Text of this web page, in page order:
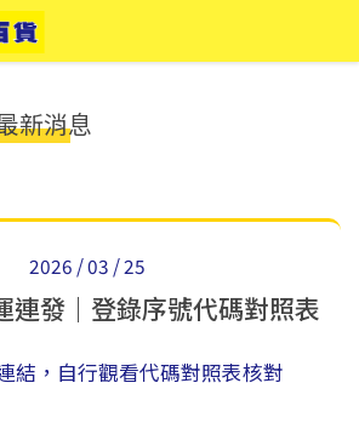
新消息
2026 / 03 / 25
連發｜登錄序號代碼對照表
結，自行觀看代碼對照表核對